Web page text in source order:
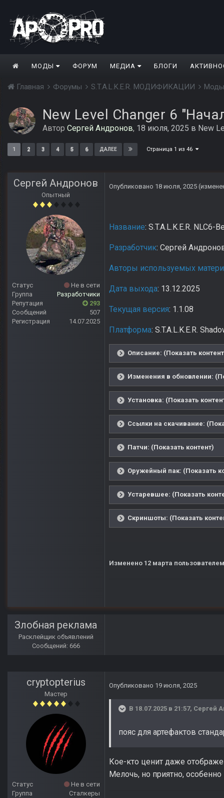
МОДЫ ФОРУМ МЕДИА БЛОГИ
Главная Форумы S.T.A.L.K.E.R. МОДИФИКАЦИИ
New Level Changer 6
Автор Сергей Андронов, 18 июля, 2025 в New
1 2 3 4 5 6 ДАЛЕЕ Страница 1 из 46
Сергей Андронов
Опытный
Статус
Не в сети
Группа
Разработчики
Репутация
293
Сообщений
507
Регистрация
14.07.2025
Опубликовано 18 июля, 2025
Название: S.T.A.L.K.E.R. NLC6-
Разработчик: Сергей
Авторы используемых
Дата выхода: 13.12.2025
Текущая версия: 1.1.08
Платформа: S.T.A.L.K.E.R.
Описание: (Показать
Изменения в обновлении:
Установка: (Показать
Ссылки на скачивание:
Патчи: (Показать контент)
Оружейный пак: (Показать
Устаревшее: (Показать
Скриншоты: (Показать
Изменено 12 марта
Злобная реклама
Расклейщик объявлений
Сообщений: 666
cryptopterius
Мастер
Статус
Не в сети
Группа
Сталкеры
Опубликовано 19 июля, 2025
В 18.07.2025 в 21:57, Сергей
пояс для артефактов
Кое-кто ценит даже
Мелочь, но приятно,